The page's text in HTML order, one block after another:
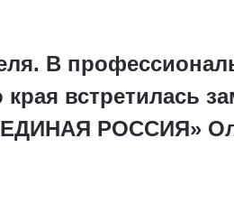
В
встретилась
РОССИЯ»